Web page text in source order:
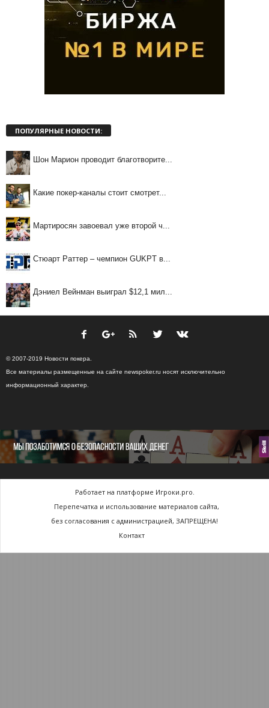
ПОПУЛЯРНЫЕ НОВОСТИ:
Шон Марион проводит благотворите...
Какие покер-каналы стоит смотрет...
Мартиросян завоевал уже второй ч...
Стюарт Раттер – чемпион GUKPT в...
Дэниел Вейнман выиграл $12,1 мил...
© 2007-2019 Новости покера.
Все материалы размещенные на сайте newspoker.ru носят исключительно
информационный характер.
Работает на платформе Игроки.pro.
Перепечатка и использование материалов сайта,
без согласования с администрацией, ЗАПРЕЩЕНА!
Контакт